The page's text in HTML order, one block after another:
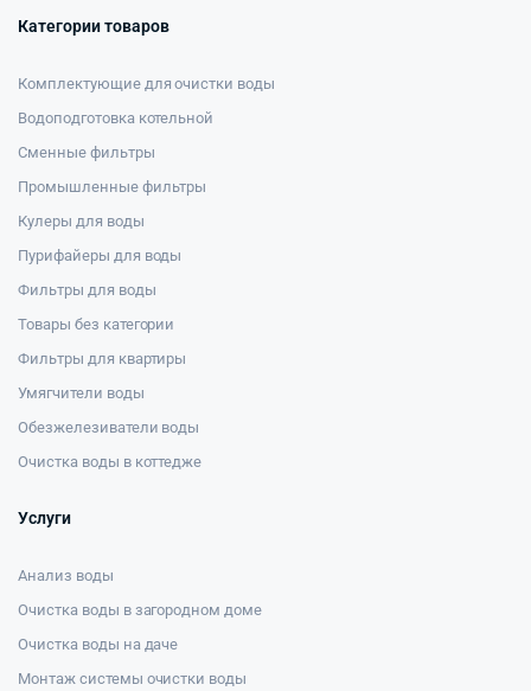
Категории товаров
Комплектующие для очистки воды
Водоподготовка котельной
Сменные фильтры
Промышленные фильтры
Кулеры для воды
Пурифайеры для воды
Фильтры для воды
Товары без категории
Фильтры для квартиры
Умягчители воды
Обезжелезиватели воды
Очистка воды в коттедже
Услуги
Анализ воды
Очистка воды в загородном доме
Очистка воды на даче
Монтаж системы очистки воды